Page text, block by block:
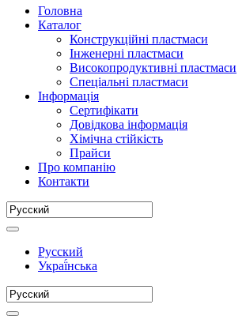
Головна
Каталог
Конструкційні пластмаси
Інженерні пластмаси
Високопродуктивні пластмаси
Спеціальні пластмаси
Інформація
Сертифікати
Довідкова інформація
Хімічна стійкість
Прайси
Про компанію
Контакти
Русский
Украї́нська